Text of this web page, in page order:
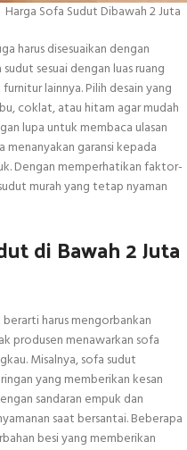
Harga Sofa Sudut Dibawah 2 Juta
harus disesuaikan dengan
sesuai dengan luas ruang
lainnya. Pilih desain yang
coklat, atau hitam agar mudah
lupa untuk membaca ulasan
garansi kepada
Dengan memperhatikan faktor-
murah yang tetap nyaman
di Bawah 2 Juta
harus mengorbankan
produsen menawarkan sofa
Misalnya, sofa sudut
yang memberikan kesan
sandaran empuk dan
saat bersantai. Beberapa
besi yang memberikan